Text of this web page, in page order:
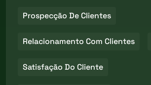
Prospecção De Clientes
Relacionamento Com Clientes
Satisfação Do Cliente